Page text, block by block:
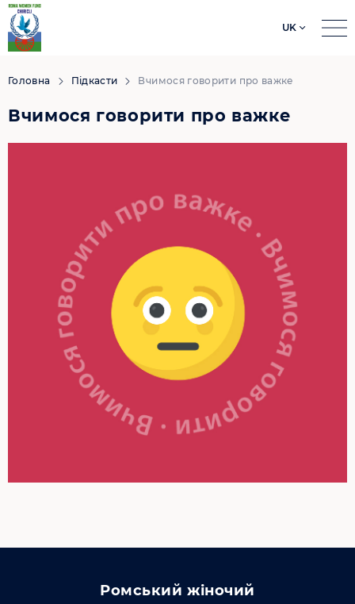
UK
for:
Головна Підкасти Вчимося говорити про важке
Вчимося говорити про важке
Ромський жіночий